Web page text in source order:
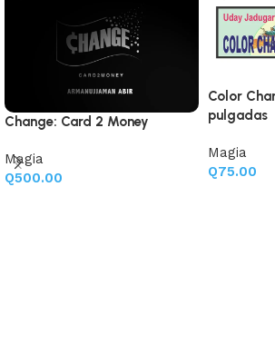
Change: Card 2 Money
Magia
Q500.00
Color
pulgadas
Magia
Q75.00